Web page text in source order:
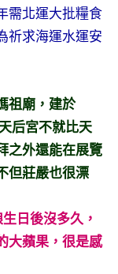
需北運大批糧食
祈求海運水運安
祖廟，建於
后宮不就比天
之外還能在展覽
但莊嚴也很漂
日後沒多久，
大蘋果，很是感